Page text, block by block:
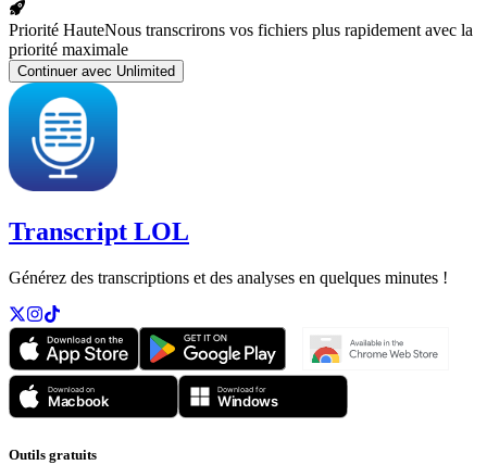
Priorité HauteNous transcrirons vos fichiers plus rapidement avec la
priorité maximale
Continuer avec Unlimited
Transcript LOL
Générez des transcriptions et des analyses en quelques minutes !
Outils gratuits